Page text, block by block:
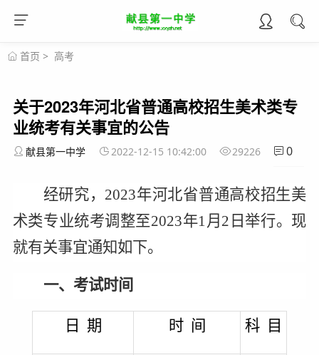
首页 > 高考
关于2023年河北省普通高校招生美术类专
业统考有关事宜的公告
献县第一中学 2022-12-15 10:42:00 29226 0
经研究，2023年河北省普通高校招生美
术类专业统考调整至2023年1月2日举行。现
就有关事宜通知如下。
一、考试时间
日 期 时 间 科 目